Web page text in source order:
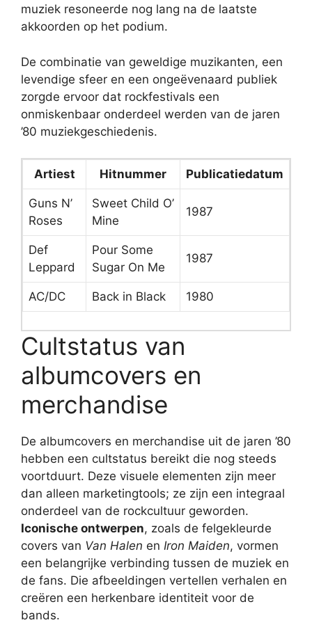
muziek resoneerde nog lang na de laatste
akkoorden op het podium.
De combinatie van geweldige muzikanten, een
levendige sfeer en een ongeëvenaard publiek
zorgde ervoor dat rockfestivals een
onmiskenbaar onderdeel werden van de jaren
’80 muziekgeschiedenis.
Artiest Hitnummer Publicatiedatum
Guns N’
Roses
Sweet Child O’
Mine
1987
Def
Leppard
Pour Some
Sugar On Me
1987
AC/DC Back in Black 1980
Cultstatus van
albumcovers en
merchandise
De albumcovers en merchandise uit de jaren ’80
hebben een cultstatus bereikt die nog steeds
voortduurt. Deze visuele elementen zijn meer
dan alleen marketingtools; ze zijn een integraal
onderdeel van de rockcultuur geworden.
Iconische ontwerpen, zoals de felgekleurde
covers van Van Halen en Iron Maiden, vormen
een belangrijke verbinding tussen de muziek en
de fans. Die afbeeldingen vertellen verhalen en
creëren een herkenbare identiteit voor de
bands.